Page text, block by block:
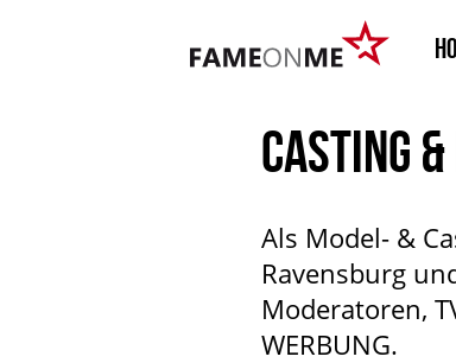
CASTING
Als Model- &
Ravensburg
Moderatoren,
WERBUNG.